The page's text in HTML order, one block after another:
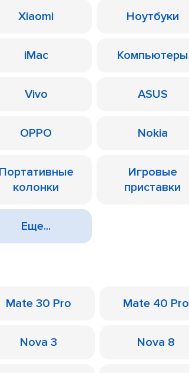
Xiaomi Ноутбуки
iMac Компьютеры
Vivo ASUS
OPPO Nokia
Портативные
колонки
Игровые
приставки
Еще...
Mate 30 Pro Mate 40 Pro
Nova 3 Nova 8